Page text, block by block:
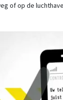
of op de